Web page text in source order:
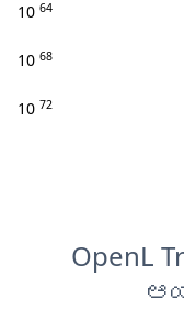
10 64
10 68
10 72
OpenL